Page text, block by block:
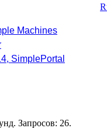
Machines
SimplePortal
Запросов: 26.